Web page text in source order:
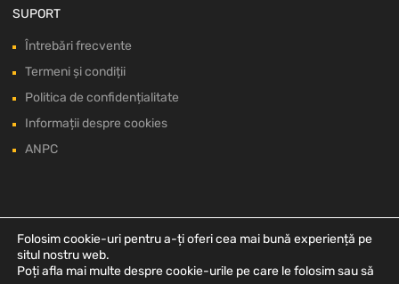
SUPORT
Întrebări frecvente
Termeni și condiții
Politica de confidențialitate
Informații despre cookies
ANPC
Folosim cookie-uri pentru a-ți oferi cea mai bună experiență pe
situl nostru web.
Poți afla mai multe despre cookie-urile pe care le folosim sau să